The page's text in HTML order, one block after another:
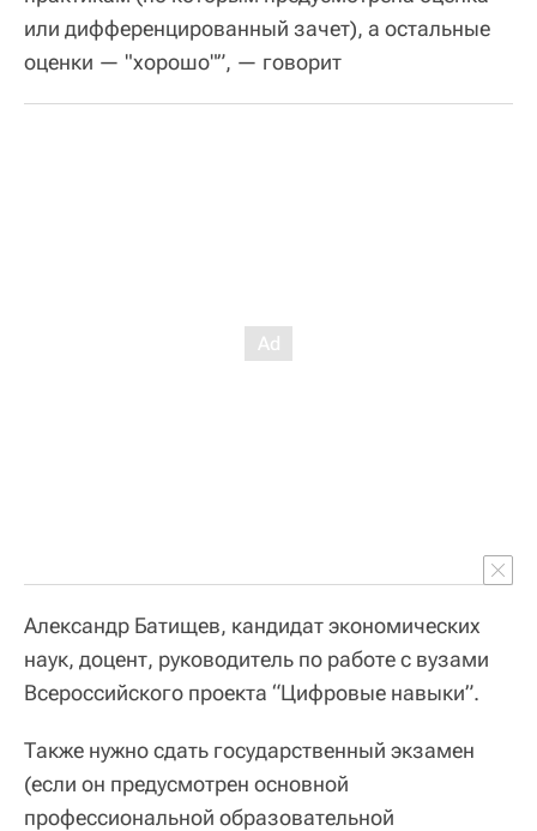
или дифференцированный зачет), а остальные
оценки — "хорошо"”, — говорит
Александр Батищев, кандидат экономических
наук, доцент, руководитель по работе с вузами
Всероссийского проекта “Цифровые навыки”.
Также нужно сдать государственный экзамен
(если он предусмотрен основной
профессиональной образовательной